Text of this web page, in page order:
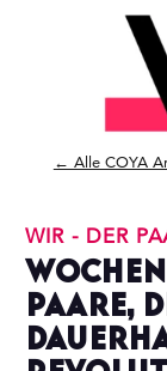
← Alle COYA
WIR - DER
Paare,